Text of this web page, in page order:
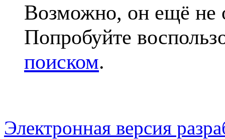
Возможно, он ещё не
Попробуйте
поиском.
Электронная версия